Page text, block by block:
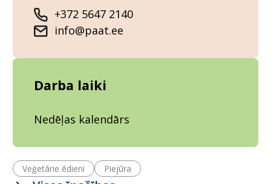
+372 5647 2140
info@paat.ee
Darba laiki
Nedēļas kalendārs
Veģetārie ēdieni Piejūra